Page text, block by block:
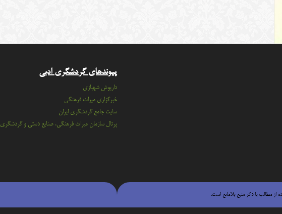
پیوندهای گردشگری ادبی
داریوش شهبازی
خبرگزاری میراث فرهنگی
سايت جامع گردشگري ايران
پرتال سازمان ميراث فرهنگي، صنايع دستي و گردشگري